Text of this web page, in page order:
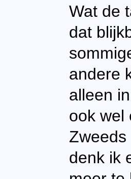
Wat de
dat
andere
alleen
ook wel
denk ik